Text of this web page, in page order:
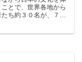
とで、世界各地から
ち約３０名が、７月